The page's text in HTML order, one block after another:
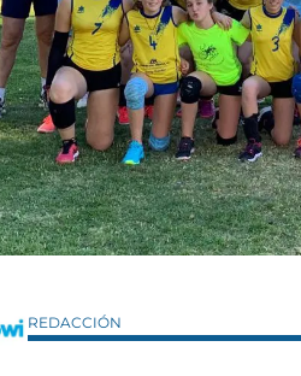
REDACCIÓN